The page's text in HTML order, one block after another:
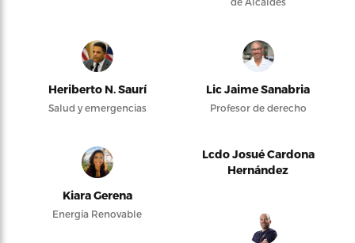
Heriberto N. Saurí
Salud y emergencias
Lic Jaime Sanabria
Profesor de derecho
Kiara Gerena
Energía Renovable
Lcdo Josué Cardona
Hernández